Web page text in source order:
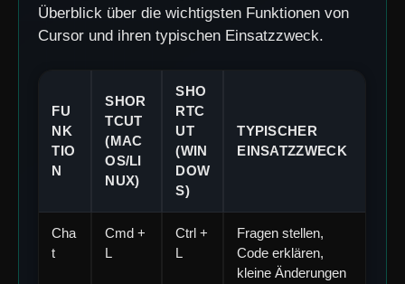
Überblick über die wichtigsten Funktionen von
Cursor und ihren typischen Einsatzzweck.
FU
NK
TIO
N
SHOR
TCUT
(MAC
OS/LI
NUX)
SHO
RTC
UT
(WIN
DOW
S)
TYPISCHER
EINSATZZWECK
Cha
t
Cmd +
L
Ctrl +
L
Fragen stellen,
Code erklären,
kleine Änderungen